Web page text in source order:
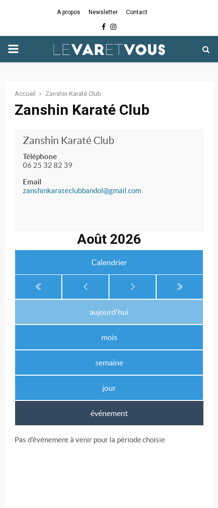
A propos Newsletter Contact
Facebook
Instagram
PRIMARY
Accueil Zanshin Karaté Club
Zanshin Karaté Club
Zanshin Karaté Club
Téléphone
06 25 32 82 39
Email
zanshinkarateclubbandol@gmail.com
Août 2026
Calendrier
aujourd'hui
mois
semaine
jour
événement
Pas d'événement à venir pour la période choisie